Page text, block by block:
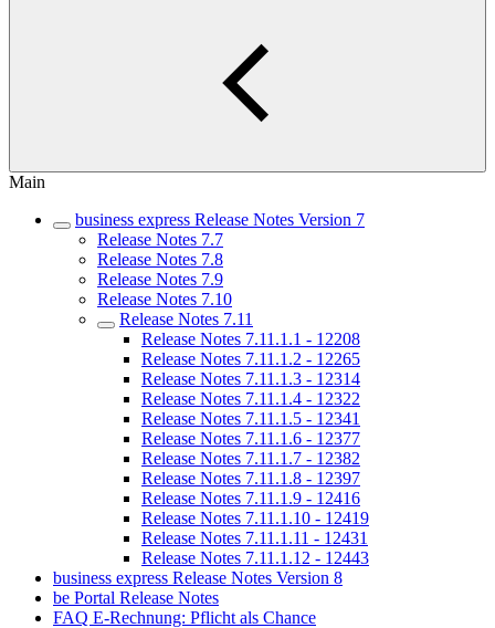
Main
business express Release Notes Version 7
Release Notes 7.7
Release Notes 7.8
Release Notes 7.9
Release Notes 7.10
Release Notes 7.11
Release Notes 7.11.1.1 - 12208
Release Notes 7.11.1.2 - 12265
Release Notes 7.11.1.3 - 12314
Release Notes 7.11.1.4 - 12322
Release Notes 7.11.1.5 - 12341
Release Notes 7.11.1.6 - 12377
Release Notes 7.11.1.7 - 12382
Release Notes 7.11.1.8 - 12397
Release Notes 7.11.1.9 - 12416
Release Notes 7.11.1.10 - 12419
Release Notes 7.11.1.11 - 12431
Release Notes 7.11.1.12 - 12443
business express Release Notes Version 8
be Portal Release Notes
FAQ E-Rechnung: Pflicht als Chance